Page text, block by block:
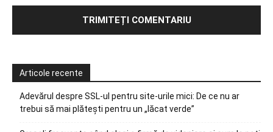
Articole recente
Adevărul despre SSL-ul pentru site-urile mici: De ce nu ar
trebui să mai plătești pentru un „lăcat verde”